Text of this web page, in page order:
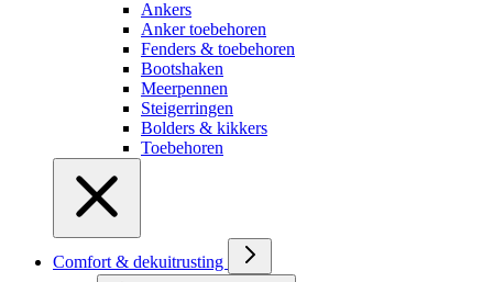
Ankers
Anker toebehoren
Fenders & toebehoren
Bootshaken
Meerpennen
Steigerringen
Bolders & kikkers
Toebehoren
Comfort & dekuitrusting